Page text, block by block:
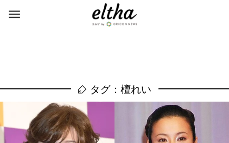
タグ：檀れい